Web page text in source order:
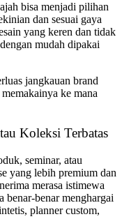
bisa menjadi pilihan
dan sesuai gaya
yang keren dan tidak
mudah dipakai
jangkauan brand
ke mana
Koleksi Terbatas
seminar, atau
yang lebih premium dan
merasa istimewa
benar-benar menghargai
planner custom,